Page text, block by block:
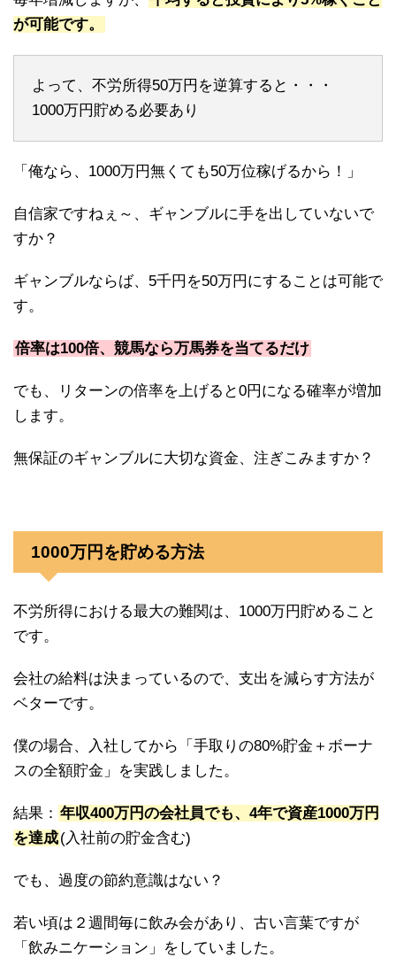
が可能です。
よって、不労所得50万円を逆算すると・・・
1000万円貯める必要あり
「俺なら、1000万円無くても50万位稼げるから！」
自信家ですねぇ～、ギャンブルに手を出していないで
すか？
ギャンブルならば、5千円を50万円にすることは可能で
す。
倍率は100倍、競馬なら万馬券を当てるだけ
でも、リターンの倍率を上げると0円になる確率が増加
します。
無保証のギャンブルに大切な資金、注ぎこみますか？
1000万円を貯める方法
不労所得における最大の難関は、1000万円貯めること
です。
会社の給料は決まっているので、支出を減らす方法が
ベターです。
僕の場合、入社してから「手取りの80%貯金＋ボーナ
スの全額貯金」を実践しました。
結果： 年収400万円の会社員でも、4年で資産1000万円
を達成(入社前の貯金含む)
でも、過度の節約意識はない？
若い頃は２週間毎に飲み会があり、古い言葉ですが
「飲みニケーション」をしていました。